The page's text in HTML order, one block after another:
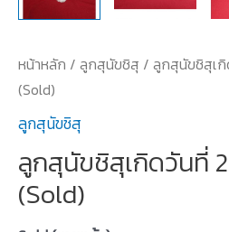
หน้าหลัก / ลูกสุนัขชิสุ / ลูกสุนัขชิสุเกิ
(Sold)
ลูกสุนัขชิสุ
ลูกสุนัขชิสุเกิดวันที่
(Sold)